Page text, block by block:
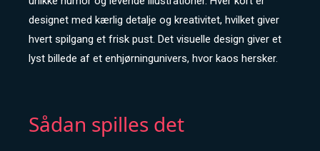
designet med kærlig detalje og kreativitet, hvilket giver
hvert spilgang et frisk pust. Det visuelle design giver et
lyst billede af et enhjørningunivers, hvor kaos hersker.
Sådan spilles det